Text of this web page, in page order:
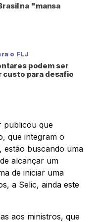
na "mansa
o FLJ
podem ser
custo para desafio
publicou que
que integram o
estão buscando uma
alcançar um
de iniciar uma
a Selic, ainda este
aos ministros, que